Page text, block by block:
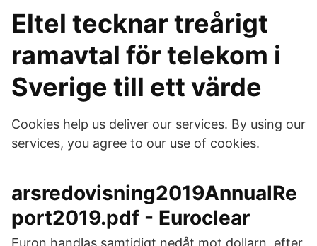
Eltel tecknar treårigt
ramavtal för telekom i
Sverige till ett värde
Cookies help us deliver our services. By using our
services, you agree to our use of cookies.
arsredovisning2019AnnualRe
port2019.pdf - Euroclear
Euron handlas samtidigt nedåt mot dollarn, efter